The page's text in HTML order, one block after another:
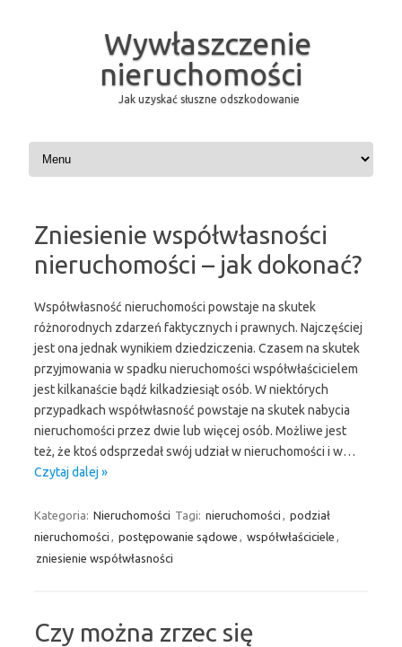
Wywłaszczenie
nieruchomości
Jak uzyskać słuszne odszkodowanie
Przeskocz do treści
Zniesienie współwłasności
nieruchomości – jak dokonać?
Współwłasność nieruchomości powstaje na skutek
różnorodnych zdarzeń faktycznych i prawnych. Najczęściej
jest ona jednak wynikiem dziedziczenia. Czasem na skutek
przyjmowania w spadku nieruchomości współwłaścicielem
jest kilkanaście bądź kilkadziesiąt osób. W niektórych
przypadkach współwłasność powstaje na skutek nabycia
nieruchomości przez dwie lub więcej osób. Możliwe jest
też, że ktoś odsprzedał swój udział w nieruchomości i w…
Czytaj dalej »
Kategoria: Nieruchomości Tagi: nieruchomości , podział
nieruchomości , postępowanie sądowe , współwłaściciele ,
zniesienie współwłasności
Czy można zrzec się